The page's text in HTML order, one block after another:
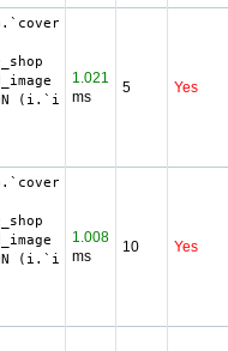
AND
ON (i.`id_image` =
1.021
ms
5 Yes
AND
ON (i.`id_image` =
1.008
ms
10 Yes